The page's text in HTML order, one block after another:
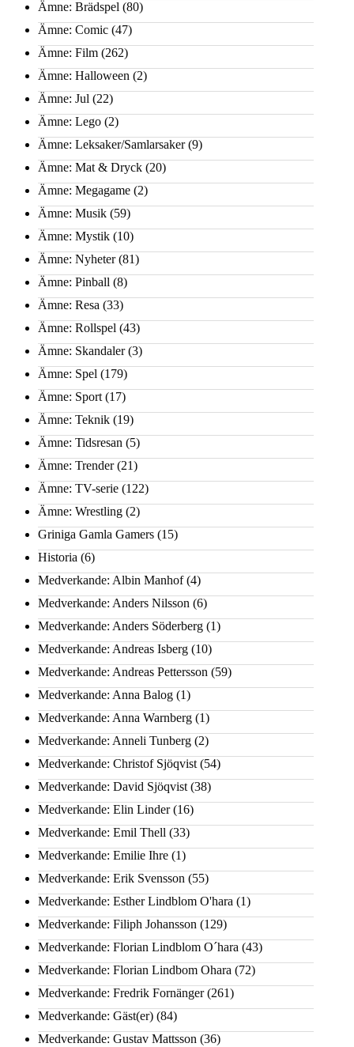
Ämne: Brädspel (80)
Ämne: Comic (47)
Ämne: Film (262)
Ämne: Halloween (2)
Ämne: Jul (22)
Ämne: Lego (2)
Ämne: Leksaker/Samlarsaker(9)
Ämne: Mat & Dryck (20)
Ämne: Megagame (2)
Ämne: Musik (59)
Ämne: Mystik (10)
Ämne: Nyheter(81)
Ämne: Pinball (8)
Ämne: Resa (33)
Ämne: Rollspel (43)
Ämne: Skandaler(3)
Ämne: Spel (179)
Ämne: Sport (17)
Ämne: Teknik (19)
Ämne: Tidsresan (5)
Ämne: Trender(21)
Ämne: TV-serie (122)
Ämne: Wrestling (2)
Griniga Gamla Gamers (15)
Historia (6)
Medverkande: Albin Manhof(4)
Medverkande: Anders Nilsson (6)
Medverkande: Anders Söderberg (1)
Medverkande: Andreas Isberg (10)
Medverkande: Andreas Pettersson (59)
Medverkande: Anna Balog (1)
Medverkande: Anna Warnberg (1)
Medverkande: Anneli Tunberg (2)
Medverkande: Christof Sjöqvist (54)
Medverkande: David Sjöqvist (38)
Medverkande: Elin Linder(16)
Medverkande: Emil Thell (33)
Medverkande: Emilie Ihre (1)
Medverkande: Erik Svensson (55)
Medverkande: Esther Lindblom O'hara (1)
Medverkande: Filiph Johansson (129)
Medverkande: Florian Lindblom O´hara (43)
Medverkande: Florian Lindbom Ohara (72)
Medverkande: Fredrik Fornänger(261)
Medverkande: Gäst(er) (84)
Medverkande: Gustav Mattsson (36)